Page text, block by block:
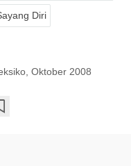
Diri
Oktober 2008